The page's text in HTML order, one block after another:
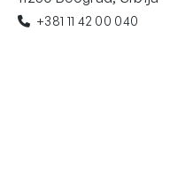
+381 11 42 00 040